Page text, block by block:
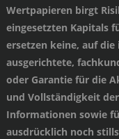
Wertpapieren birgt
eingesetzten Kapitals
ersetzen keine, auf
ausgerichtete,
oder Garantie für die
und Vollständigkeit
Informationen sowie
ausdrücklich noch